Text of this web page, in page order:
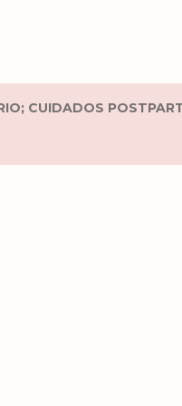
CUIDADOS